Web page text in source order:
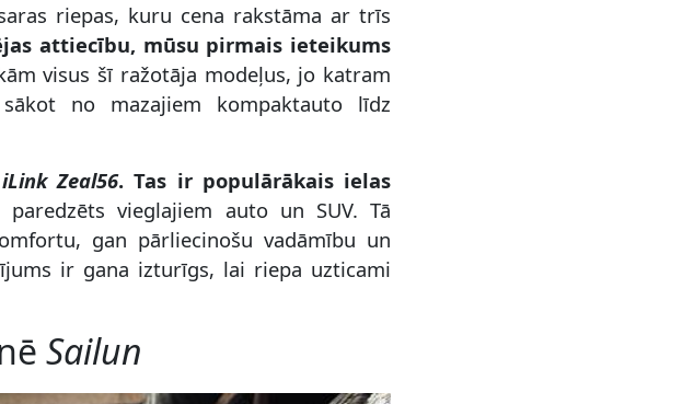
riepas, kuru cena rakstāma ar trīs
attiecību, mūsu pirmais ieteikums
visus šī ražotāja modeļus, jo katram
no mazajiem kompaktauto līdz
iLink Zeal56. Tas ir populārākais ielas
vieglajiem auto un SUV. Tā
gan pārliecinošu vadāmību un
ir gana izturīgs, lai riepa uzticami
Sailun